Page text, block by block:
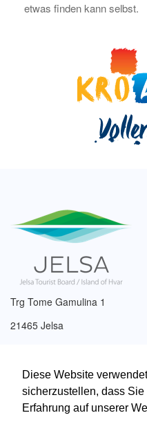
Diese Website
sicherzustellen, dass
Erfahrung auf unserer
etwas finden kann selbst.
Trg Tome Gamulina 1
21465 Jelsa
Email:info@tzjelsa.hr